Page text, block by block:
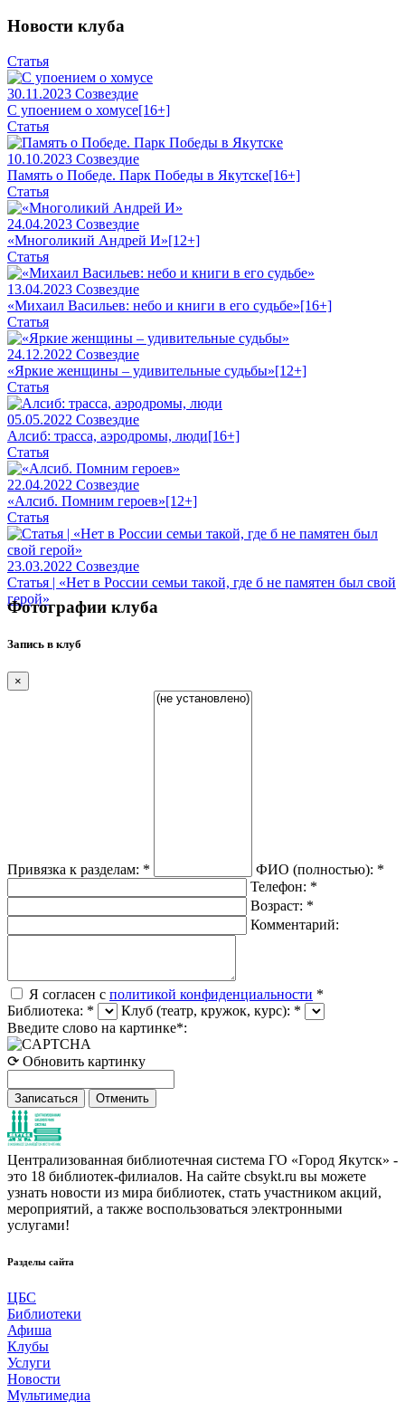
Новости клуба
Статья
30.11.2023 Созвездие
С упоением о хомусе[16+]
Статья
10.10.2023 Созвездие
Память о Победе. Парк Победы в Якутске[16+]
Статья
24.04.2023 Созвездие
«Многоликий Андрей И»[12+]
Статья
13.04.2023 Созвездие
«Михаил Васильев: небо и книги в его судьбе»[16+]
Статья
24.12.2022 Созвездие
«Яркие женщины – удивительные судьбы»[12+]
Статья
05.05.2022 Созвездие
Алсиб: трасса, аэродромы, люди[16+]
Статья
22.04.2022 Созвездие
«Алсиб. Помним героев»[12+]
Статья
23.03.2022 Созвездие
Статья | «Нет в России семьи такой, где б не памятен был свой
герой»
Фотографии клуба
Запись в клуб
×
Привязка к разделам: * ФИО (полностью): *
Телефон: *
Возраст: *
Комментарий:
Я согласен с политикой конфиденциальности *
Библиотека: * Клуб (театр, кружок, курс): *
Введите слово на картинке*:
⟳ Обновить картинку
Отменить
Централизованная библиотечная система ГО «Город Якутск» -
это 18 библиотек-филиалов. На сайте cbsykt.ru вы можете
узнать новости из мира библиотек, стать участником акций,
мероприятий, а также воспользоваться электронными
услугами!
Разделы сайта
ЦБС
Библиотеки
Афиша
Клубы
Услуги
Новости
Мультимедиа